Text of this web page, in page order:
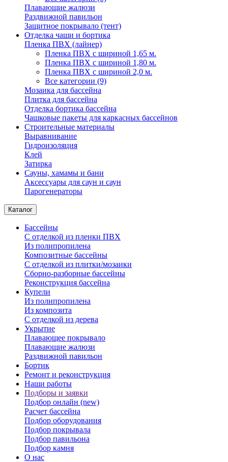
Плавающие жалюзи
Раздвижной павильон
Защитное покрывало (тент)
Отделка чаши и бортика
Пленка ПВХ (лайнер)
Пленка ПВХ с шириной 1,65 м.
Пленка ПВХ с шириной 1,80 м.
Пленка ПВХ с шириной 2,0 м.
Все категории (9)
Мозаика для бассейна
Плитка для бассейна
Отделка бортика бассейна
Чашковые пакеты для каркасных бассейнов
Строительные материалы
Выравнивание
Гидроизоляция
Клей
Затирка
Сауны, хамамы и бани
Аксессуары для саун и саун
Парогенераторы
Каталог
Бассейны
С отделкой из пленки ПВХ
Из полипропилена
Композитные бассейны
С отделкой из плитки/мозаики
Сборно-разборные бассейны
Реконструкция бассейна
Купели
Из полипропилена
Из композита
С отделкой из дерева
Укрытие
Плавающее покрывало
Плавающие жалюзи
Раздвижной павильон
Бортик
Ремонт и реконструкция
Наши работы
Подборы и заявки
Подбор онлайн (new)
Расчет бассейна
Подбор оборудования
Подбор покрывала
Подбор павильона
Подбор камня
О нас